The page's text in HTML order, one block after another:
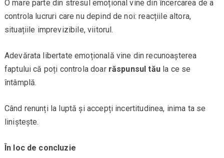
O mare parte din stresul emoțional vine din încercarea de a
controla lucruri care nu depind de noi: reacțiile altora,
situațiile imprevizibile, viitorul.
Adevărata libertate emoțională vine din recunoașterea
faptului că poți controla doar răspunsul tăula ce se
întâmplă.
Când renunți la luptă și accepți incertitudinea, inima ta se
liniștește.
În loc de concluzie